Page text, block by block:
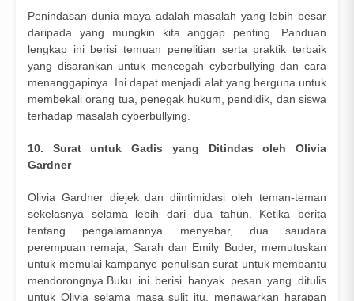
Penindasan dunia maya adalah masalah yang lebih besar
daripada yang mungkin kita anggap penting. Panduan
lengkap ini berisi temuan penelitian serta praktik terbaik
yang disarankan untuk mencegah cyberbullying dan cara
menanggapinya. Ini dapat menjadi alat yang berguna untuk
membekali orang tua, penegak hukum, pendidik, dan siswa
terhadap masalah cyberbullying.
10. Surat untuk Gadis yang Ditindas oleh Olivia
Gardner
Olivia Gardner diejek dan diintimidasi oleh teman-teman
sekelasnya selama lebih dari dua tahun. Ketika berita
tentang pengalamannya menyebar, dua saudara
perempuan remaja, Sarah dan Emily Buder, memutuskan
untuk memulai kampanye penulisan surat untuk membantu
mendorongnya.Buku ini berisi banyak pesan yang ditulis
untuk Olivia selama masa sulit itu, menawarkan harapan